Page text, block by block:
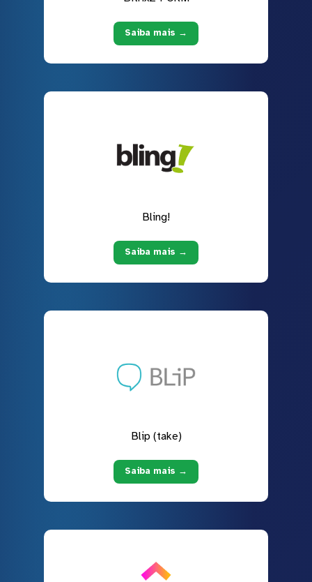
Saiba mais →
Bling!
Saiba mais →
Blip (take)
Saiba mais →